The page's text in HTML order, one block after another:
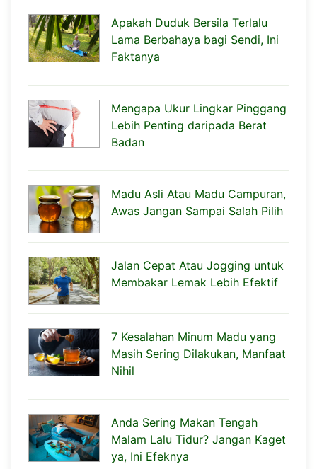
Apakah Duduk Bersila Terlalu
Lama Berbahaya bagi Sendi, Ini
Faktanya
Mengapa Ukur Lingkar Pinggang
Lebih Penting daripada Berat
Badan
Madu Asli Atau Madu Campuran,
Awas Jangan Sampai Salah Pilih
Jalan Cepat Atau Jogging untuk
Membakar Lemak Lebih Efektif
7 Kesalahan Minum Madu yang
Masih Sering Dilakukan, Manfaat
Nihil
Anda Sering Makan Tengah
Malam Lalu Tidur? Jangan Kaget
ya, Ini Efeknya